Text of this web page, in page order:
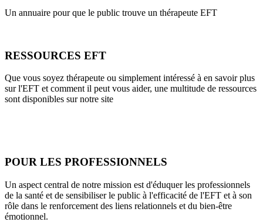
Un annuaire pour que le public trouve un thérapeute EFT
RESSOURCES EFT
Que vous soyez thérapeute ou simplement intéressé à en savoir plus
sur l'EFT et comment il peut vous aider, une multitude de ressources
sont disponibles sur notre site
POUR LES PROFESSIONNELS
Un aspect central de notre mission est d'éduquer les professionnels
de la santé et de sensibiliser le public à l'efficacité de l'EFT et à son
rôle dans le renforcement des liens relationnels et du bien-être
émotionnel.